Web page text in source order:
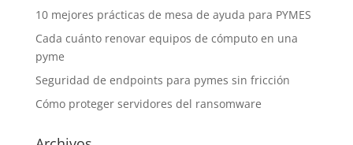
10 mejores prácticas de mesa de ayuda para PYMES
Cada cuánto renovar equipos de cómputo en una
pyme
Seguridad de endpoints para pymes sin fricción
Cómo proteger servidores del ransomware